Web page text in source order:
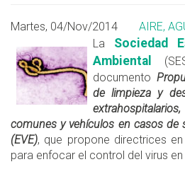
Martes, 04/Nov/2014
AIRE,
La Sociedad
Ambiental
documento
de limpieza y
comunes y vehículos en casos de
(EVE), que propone directrices
para enfocar el control del virus